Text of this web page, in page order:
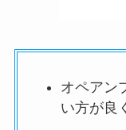
オペアン
い方が良